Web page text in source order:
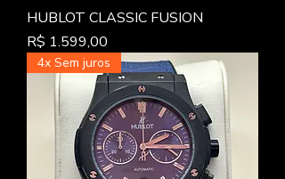
HUBLOT CLASSIC FUSION
Preço
R$ 1.599,00
4x Sem juros